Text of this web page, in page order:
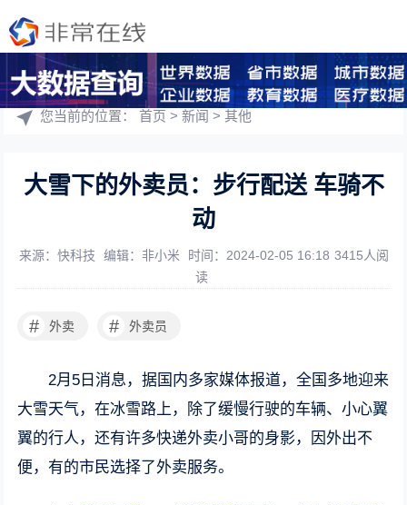
您当前的位置：首页 >新闻 >其他
大雪下的外卖员：步行配送 车骑不
动
来源：快科技 编辑：非小米 时间：2024-02-05 16:18 3415人阅
读
# 外卖 # 外卖员
2月5日消息，据国内多家媒体报道，全国多地迎来
大雪天气，在冰雪路上，除了缓慢行驶的车辆、小心翼
翼的行人，还有许多快递外卖小哥的身影，因外出不
便，有的市民选择了外卖服务。